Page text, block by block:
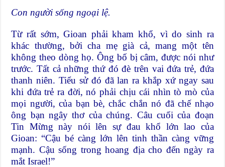
Con người sống ngoại lệ.
Từ rất sớm, Gioan phải kham khổ, vì do sinh ra
khác thường, bởi cha mẹ già cả, mang một tên
không theo dòng họ. Ông bố bị câm, được nói như
trước. Tất cả những thứ đó đè trên vai đứa trẻ, đứa
thanh niên. Tiểu sử đó đã lan ra khắp xứ ngay sau
khi đứa trẻ ra đời, nó phải chịu cái nhìn tò mò của
mọi người, của bạn bè, chắc chắn nó đã chế nhạo
ông bạn ngây thơ của chúng. Câu cuối của đoạn
Tin Mừng này nói lên sự đau khổ lớn lao của
Gioan: “Cậu bé càng lớn lên tinh thần càng vững
mạnh. Cậu sống trong hoang địa cho đến ngày ra
mắt Israel!”